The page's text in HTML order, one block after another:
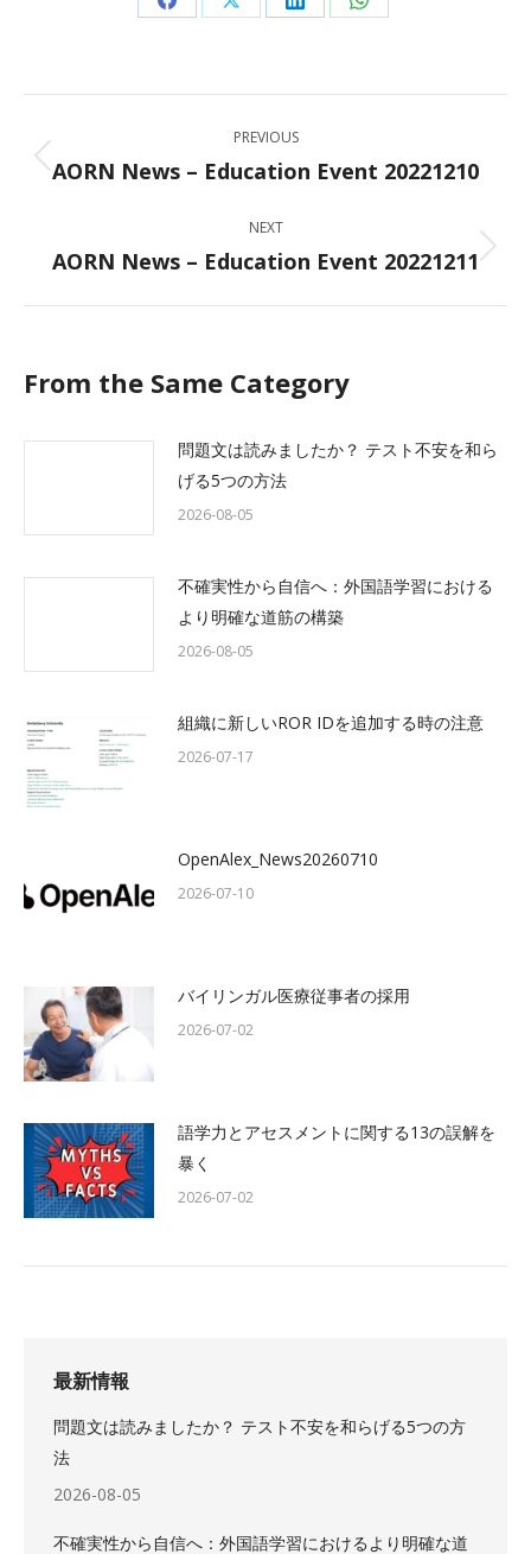
Share
Facebook
Share
X
Share
LinkedIn
Share
WhatsApp
navigation
PREVIOUS
Previous
AORN News – Education Event 20221210
NEXT
Next
AORN News – Education Event 20221211
From the Same Category
問題文は読みましたか？ テスト不安を和ら
げる5つの方法
2026-08-05
不確実性から自信へ：外国語学習における
より明確な道筋の構築
2026-08-05
組織に新しいROR IDを追加する時の注意
2026-07-17
OpenAlex_News20260710
2026-07-10
バイリンガル医療従事者の採用
2026-07-02
語学力とアセスメントに関する13の誤解を
暴く
2026-07-02
最新情報
問題文は読みましたか？ テスト不安を和らげる5つの方
法
2026-08-05
不確実性から自信へ：外国語学習におけるより明確な道